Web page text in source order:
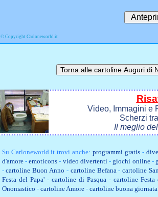
© Copyright Carloneworld.it
Video, Immagini e
Scherzi
Il meglio
Su Carloneworld.ittrovi anche: programmi gratis-
d'amore-emoticons - video divertenti-giochi online-
-cartoline Buon Anno - cartoline Befana-cartoline
Festa del Papa'- cartoline di Pasqua- cartoline Festa
Onomastico - cartoline Amore- cartoline buona giornata